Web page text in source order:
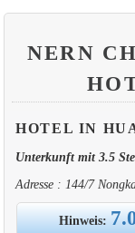
NERN
HOTEL IN
Unterkunft mit 3.5
Adresse : 144/7
Hinweis: